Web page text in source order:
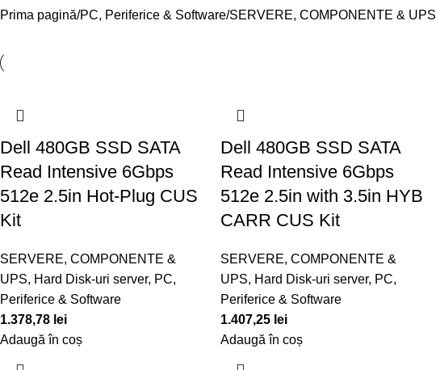
Prima pagină PC, Periferice & Software SERVERE, COMPONENTE & UPS
Dell 480GB SSD SATA
Read Intensive 6Gbps
512e 2.5in Hot-Plug CUS
Kit
SERVERE, COMPONENTE &
UPS, Hard Disk-uri server, PC,
Periferice & Software
1.378,78 lei
Adaugă în coș
Dell 480GB SSD SATA
Read Intensive 6Gbps
512e 2.5in with 3.5in HYB
CARR CUS Kit
SERVERE, COMPONENTE &
UPS, Hard Disk-uri server, PC,
Periferice & Software
1.407,25 lei
Adaugă în coș